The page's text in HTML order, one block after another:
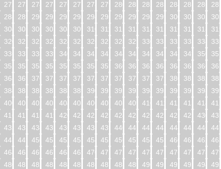
272
273 274 275 276 277 278 279 280 281 282 283 284 285 286
288
289 290 291 292 293 294 295 296 297 298 299 300 301 302
304
305 306 307 308 309 310 311 312 313 314 315 316 317 318
320
321 322 323 324 325 326 327 328 329 330 331 332 333 334
336
337 338 339 340 341 342 343 344 345 346 347 348 349 350
352
353 354 355 356 357 358 359 360 361 362 363 364 365 366
368
369 370 371 372 373 374 375 376 377 378 379 380 381 382
384
385 386 387 388 389 390 391 392 393 394 395 396 397 398
400
401 402 403 404 405 406 407 408 409 410 411 412 413 414
416
417 418 419 420 421 422 423 424 425 426 427 428 429 430
432
433 434 435 436 437 438 439 440 441 442 443 444 445 446
448
449 450 451 452 453 454 455 456 457 458 459 460 461 462
464
465 466 467 468 469 470 471 472 473 474 475 476 477 478
480
481 482 483 484 485 486 487 488 489 490 491 492 493 494